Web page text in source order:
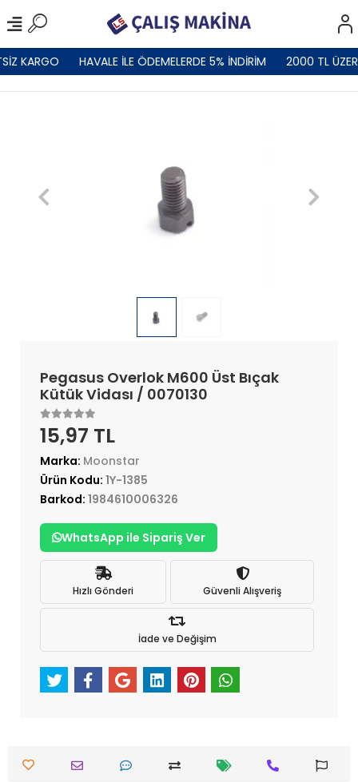
KARGO HAVALE İLE ÖDEMELERDE 5% İNDİRİM 2000 TL
Pegasus Overlok M600 Üst Bıçak
Kütük Vidası / 0070130
15,97 TL
Marka: Moonstar
Ürün Kodu: 1Y-1385
Barkod: 1984610006326
WhatsApp ile Sipariş Ver
Hızlı Gönderi Güvenli Alışveriş
İade ve Değişim